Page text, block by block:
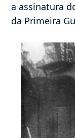
a assinatura
da Primeira